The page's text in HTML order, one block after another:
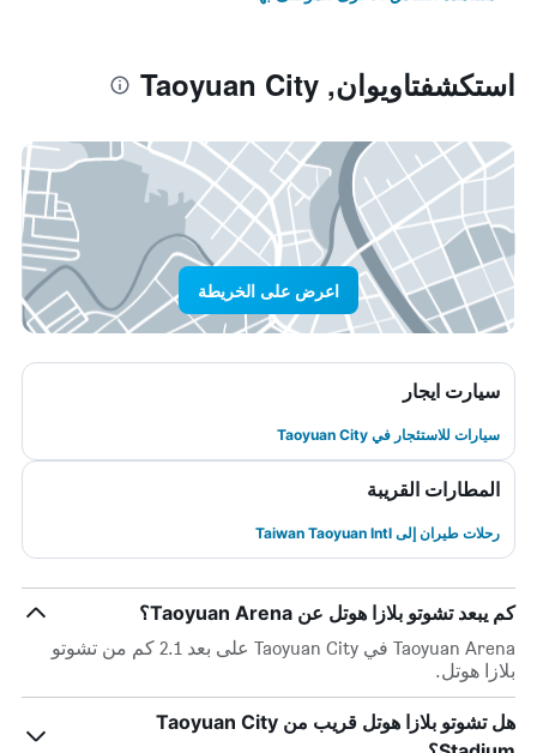
استكشفتاويوان, Taoyuan City
اعرض على الخريطة
سيارت ايجار
سيارات للاستئجار في Taoyuan City
المطارات القريبة
رحلات طيران إلى Taiwan Taoyuan Intl
كم يبعد تشوتو بلازا هوتل عن Taoyuan Arena؟
Taoyuan Arena في Taoyuan City على بعد 2.1 كم من تشوتو
بلازا هوتل.
هل تشوتو بلازا هوتل قريب من Taoyuan City